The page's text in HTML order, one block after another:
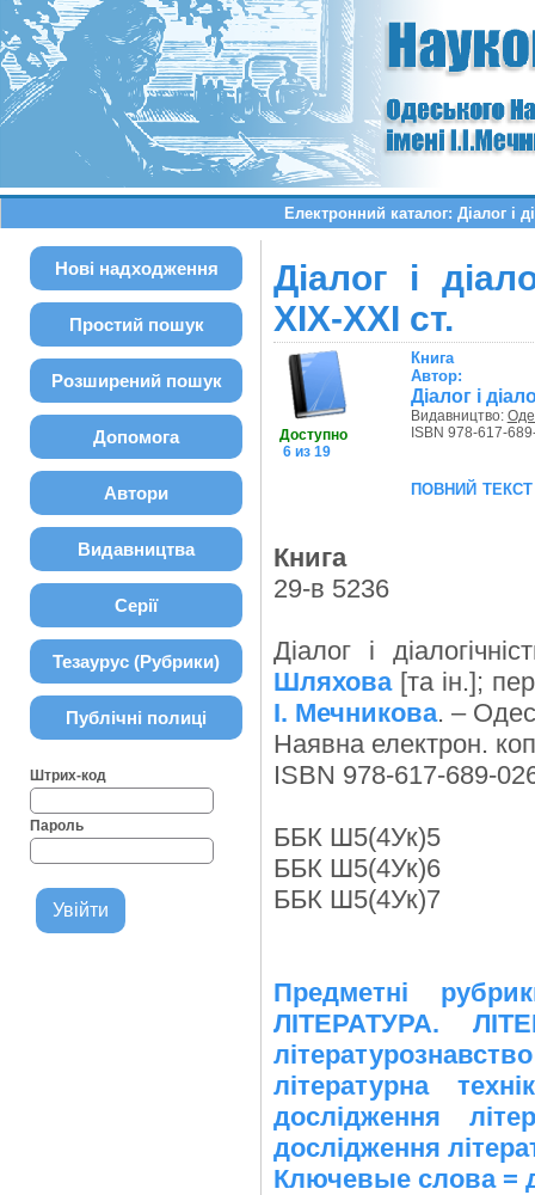
Електронний каталог: Діалог і
Нові надходження
Простий пошук
Розширений пошук
Допомога
Автори
Видавництва
Серії
Тезаурус (Рубрики)
Публічні полиці
Штрих-код
Пароль
Діалог і
XIX-XXI ст.
Доступно
6 из 19
Книга
Автор:
Діалог і
Видавництво:
ISBN 978-617-
повний текст
Книга
29-в 5236
Діалог і
Шляхова[та ін.];
І. Мечникова. –
Наявна електрон.
ISBN 978-617-689-
ББК Ш5(4Ук)5
ББК Ш5(4Ук)6
ББК Ш5(4Ук)7
Предметні
ЛІТЕРАТУРА.
літературна
дослідження
дослідження
Ключевые слова =